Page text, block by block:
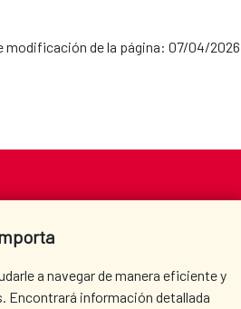
modificación de la página: 07/04/2026
a navegar de manera eficiente y
Encontrará información detallada